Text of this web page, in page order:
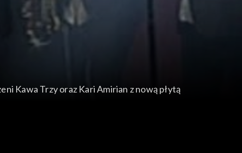
Kawa Trzy oraz Kari Amirian z nową płytą